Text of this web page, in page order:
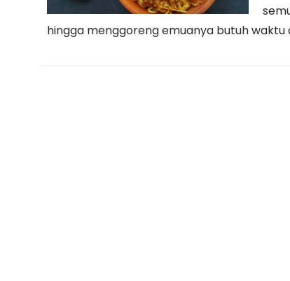
hingga menggoreng emuanya butuh waktu